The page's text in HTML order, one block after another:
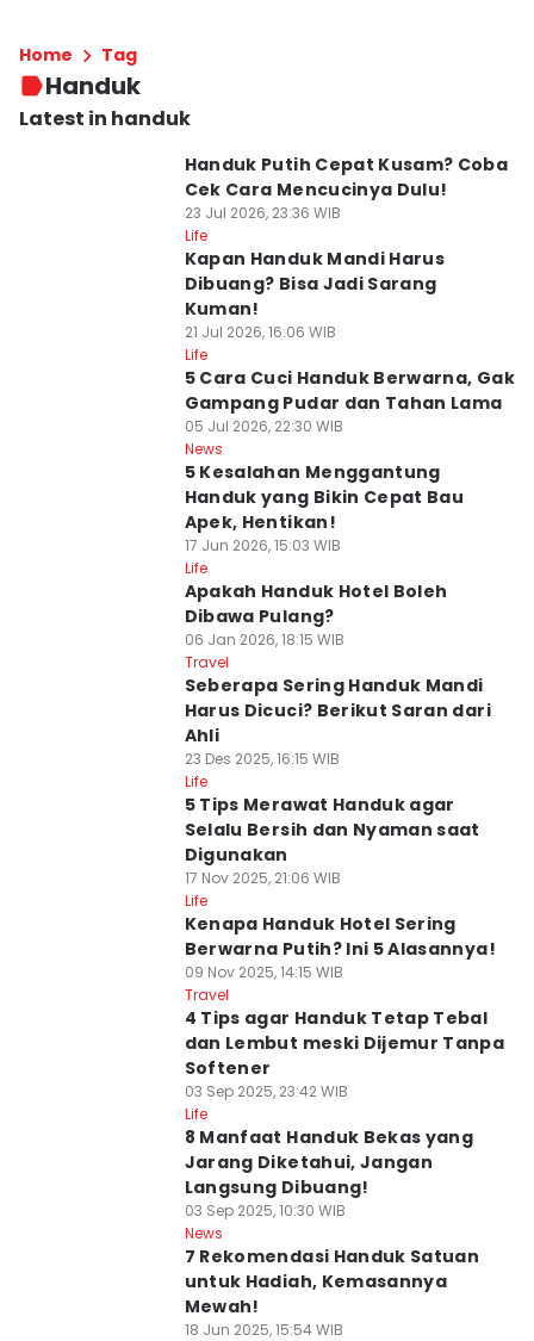
Home Tag
Handuk
Latest in handuk
Handuk Putih Cepat Kusam? Coba
Cek Cara Mencucinya Dulu!
23 Jul 2026, 23:36 WIB
Life
Kapan Handuk Mandi Harus
Dibuang? Bisa Jadi Sarang
Kuman!
21 Jul 2026, 16:06 WIB
Life
5 Cara Cuci Handuk Berwarna, Gak
Gampang Pudar dan Tahan Lama
05 Jul 2026, 22:30 WIB
News
5 Kesalahan Menggantung
Handuk yang Bikin Cepat Bau
Apek, Hentikan!
17 Jun 2026, 15:03 WIB
Life
Apakah Handuk Hotel Boleh
Dibawa Pulang?
06 Jan 2026, 18:15 WIB
Travel
Seberapa Sering Handuk Mandi
Harus Dicuci? Berikut Saran dari
Ahli
23 Des 2025, 16:15 WIB
Life
5 Tips Merawat Handuk agar
Selalu Bersih dan Nyaman saat
Digunakan
17 Nov 2025, 21:06 WIB
Life
Kenapa Handuk Hotel Sering
Berwarna Putih? Ini 5 Alasannya!
09 Nov 2025, 14:15 WIB
Travel
4 Tips agar Handuk Tetap Tebal
dan Lembut meski Dijemur Tanpa
Softener
03 Sep 2025, 23:42 WIB
Life
8 Manfaat Handuk Bekas yang
Jarang Diketahui, Jangan
Langsung Dibuang!
03 Sep 2025, 10:30 WIB
News
7 Rekomendasi Handuk Satuan
untuk Hadiah, Kemasannya
Mewah!
18 Jun 2025, 15:54 WIB